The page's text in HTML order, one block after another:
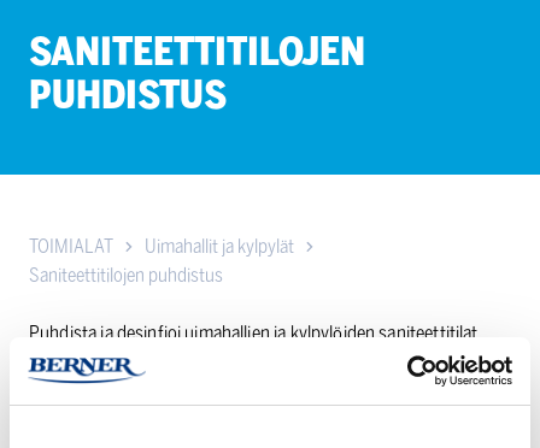
SANITEETTI­TI­LOJEN
PUHDISTUS
TOIMIALAT
Uimahallit ja kylpylät
Saniteettitilojen puhdistus
Puhdista ja desinfioi uimahallien ja kylpylöiden saniteettitilat
tehokkaasti HETI Pro -tuotteilla. Paranna hygieniaa ja
turvallisuutta.